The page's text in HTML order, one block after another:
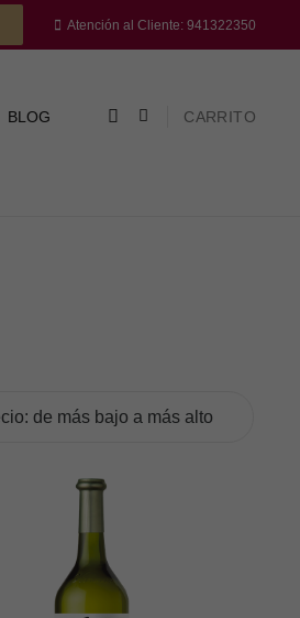
Atención al Cliente: 941322350
BLOG CARRITO